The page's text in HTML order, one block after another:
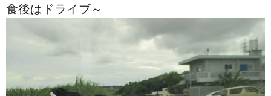
食後はドライブ～